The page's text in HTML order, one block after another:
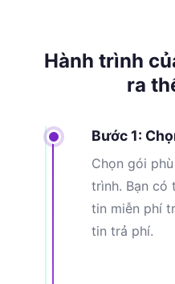
Hành trình
ra
Bước 1:
Chọn gói
trình. Bạn có
tin miễn phí
tin trả phí.